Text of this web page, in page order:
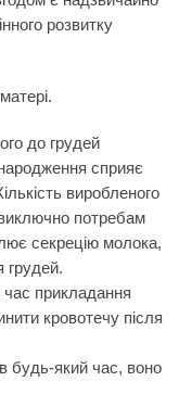
розвитку
до грудей
сприяє
виробленого
потребам
секрецію молока,
грудей.
прикладання
кровотечу після
будь-який час, воно